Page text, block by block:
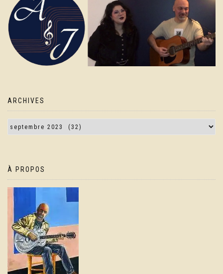
ARCHIVES
À PROPOS